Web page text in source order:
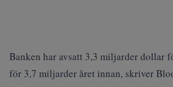
Banken har avsatt 3,3 miljarder dollar
för 3,7 miljarder året innan, skriver